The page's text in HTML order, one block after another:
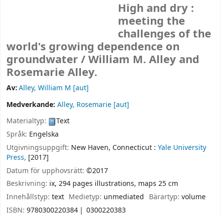
High and dry :
meeting the
challenges of the
world's growing dependence on
groundwater /William M. Alley and
Rosemarie Alley.
Av:Alley, William M [aut]
Medverkande: Alley, Rosemarie [aut]
Materialtyp:
Text
Språk: Engelska
Utgivningsuppgift: New Haven, Connecticut : Yale University
Press, [2017]
Datum för upphovsrätt: ©2017
Beskrivning: ix, 294 pages illustrations, maps 25 cm
Innehållstyp: text Medietyp: unmediated Bärartyp: volume
ISBN: 9780300220384
0300220383